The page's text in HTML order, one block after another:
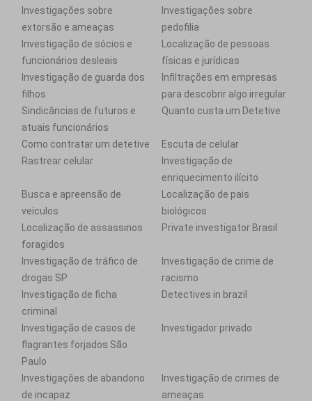
Investigações sobre
extorsão e ameaças
Investigações sobre
pedofilia
Investigação de sócios e
funcionários desleais
Localização de pessoas
físicas e jurídicas
Investigação de guarda dos
filhos
Infiltrações em empresas
para descobrir algo irregular
Sindicâncias de futuros e
atuais funcionários
Quanto custa um Detetive
Como contratar um detetive
Escuta de celular
Rastrear celular
Investigação de
enriquecimento ilícito
Busca e apreensão de
veículos
Localização de pais
biológicos
Localização de assassinos
foragidos
Private investigator Brasil
Investigação de tráfico de
drogas SP
Investigação de crime de
racismo
Investigação de ficha
criminal
Detectives in brazil
Investigação de casos de
flagrantes forjados São
Paulo
Investigador privado
Investigações de abandono
de incapaz
Investigação de crimes de
ameaças